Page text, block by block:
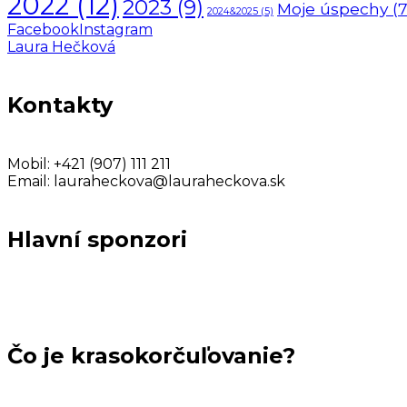
2023 (9) 2024&2025 (5) Moje úspechy
Facebook Instagram
Laura Hečková
Kontakty
Mobil: +421 (907) 111 211
Email: lauraheckova@lauraheckova.sk
Hlavní sponzori
Čo je krasokorčuľovanie?